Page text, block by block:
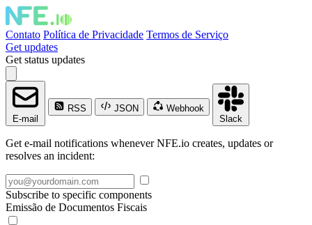
Contato Política de Privacidade Termos de Serviço
Get updates
Get status updates
E-mail
RSS JSON
Webhook
Slack
Get e-mail notifications whenever NFE.io creates, updates or
resolves an incident:
Subscribe to specific components
Emissão de Documentos Fiscais